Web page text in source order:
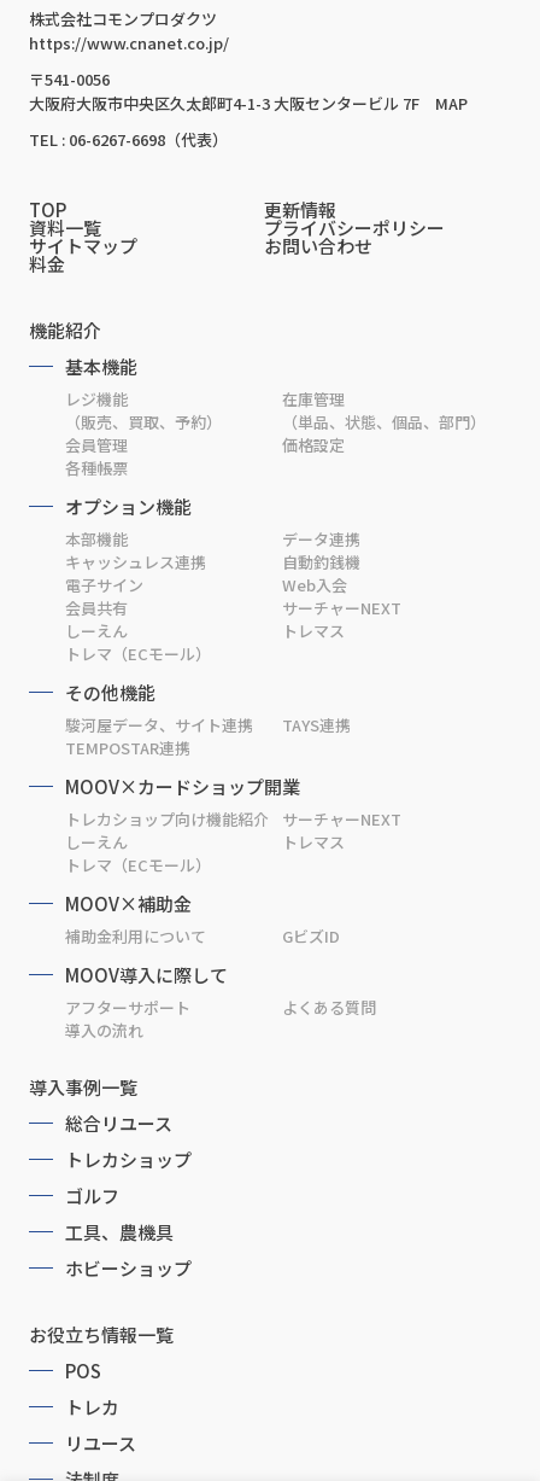
株式会社コモンプロダクツ
https://www.cnanet.co.jp/
〒541-0056
大阪府大阪市中央区久太郎町4-1-3 大阪センタービル 7F
MAP
TEL : 06-6267-6698（代表）
TOP 更新情報
資料一覧 プライバシーポリシー
サイトマップ お問い合わせ
料金
機能紹介
基本機能
レジ機能
（販売、買取、予約）
在庫管理
（単品、状態、個品、部門）
会員管理
価格設定
各種帳票
オプション機能
本部機能
データ連携
キャッシュレス連携
自動釣銭機
電子サイン
Web入会
会員共有
サーチャーNEXT
しーえん
トレマス
トレマ（ECモール）
その他機能
駿河屋データ、サイト連携
TAYS連携
TEMPOSTAR連携
MOOV×カードショップ開業
トレカショップ向け機能紹介
サーチャーNEXT
しーえん
トレマス
トレマ（ECモール）
MOOV×補助金
補助金利用について GビズID
MOOV導入に際して
アフターサポート
よくある質問
導入の流れ
導入事例一覧
総合リユース
トレカショップ
ゴルフ
工具、農機具
ホビーショップ
お役立ち情報一覧
POS
トレカ
リユース